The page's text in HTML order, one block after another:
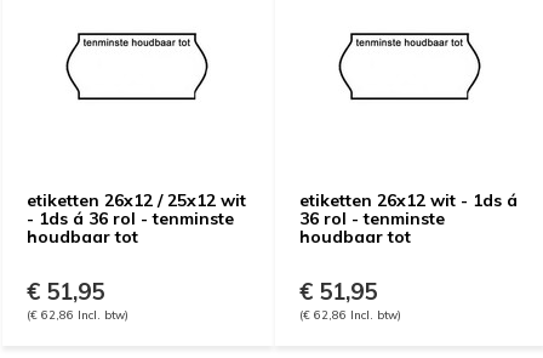
etiketten 26x12 / 25x12 wit
- 1ds á 36 rol - tenminste
houdbaar tot
€ 51,95
(€ 62,86 Incl. btw)
etiketten 26x12 wit - 1ds á
36 rol - tenminste
houdbaar tot
€ 51,95
(€ 62,86 Incl. btw)